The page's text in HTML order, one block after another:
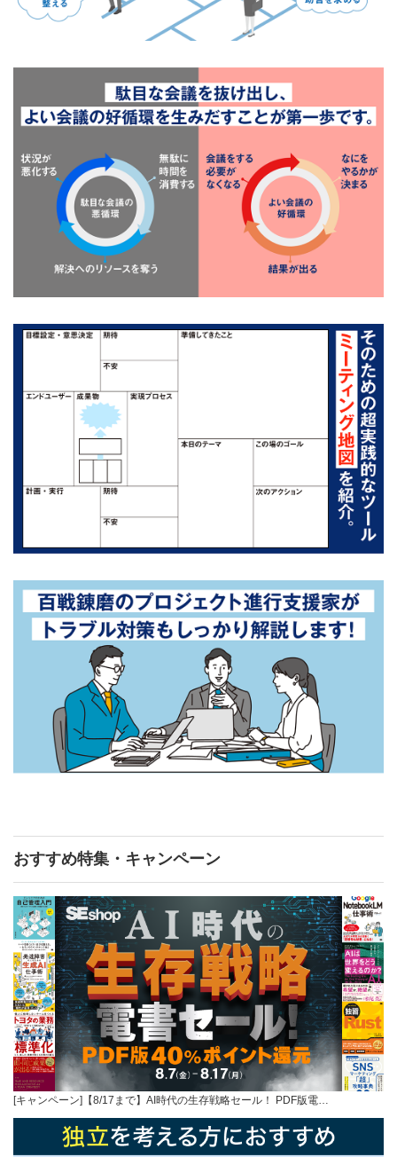
おすすめ特集・キャンペーン
[キャンペーン]【8/17まで】AI時代の生存戦略セール！ PDF版電…